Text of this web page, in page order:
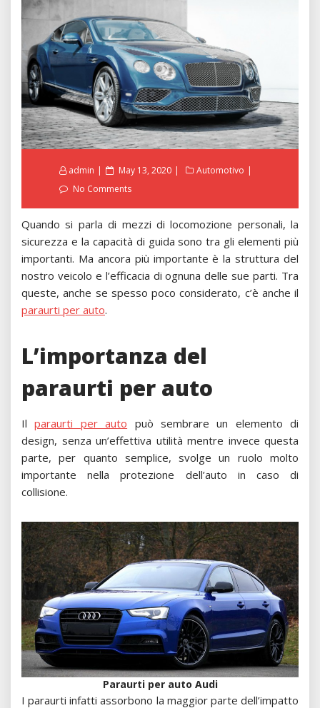
admin
Posted
May 13, 2020
Automotivo
No Comments
Quando si parla di mezzi di locomozione personali, la
sicurezza e la capacità di guida sono tra gli elementi più
importanti. Ma ancora più importante è la struttura del
nostro veicolo e l’efficacia di ognuna delle sue parti. Tra
queste, anche se spesso poco considerato, c’è anche il
paraurti per auto.
L’importanza del
paraurti per auto
Ilparaurti per auto può sembrare un elemento di
design, senza un’effettiva utilità mentre invece questa
parte, per quanto semplice, svolge un ruolo molto
importante nella protezione dell’auto in caso di
collisione.
Paraurti per auto Audi
I paraurti infatti assorbono la maggior parte dell’impatto